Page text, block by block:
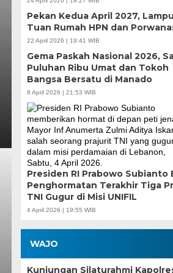
Pekan Kedua April 2027,
Tuan Rumah HPN dan
22 April 2026 | 19:41 WIB
Gema Paskah Nasional 2026,
Puluhan Ribu Umat dan Tokoh
Bangsa Bersatu di Manado
8 April 2026 | 21:53 WIB
Presiden RI Prabowo Subianto
Penghormatan Terakhir Tiga
TNI Gugur di Misi UNIFIL
4 April 2026 | 19:55 WIB
WAJO
Kunjungan Silaturahmi